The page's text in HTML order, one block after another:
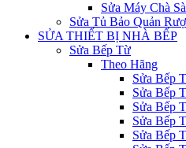
Sửa Máy Chà
Sửa Tủ Bảo Quản
SỬA THIẾT BỊ NHÀ BẾP
Sửa Bếp Từ
Theo Hãng
Sửa Bếp
Sửa Bếp
Sửa Bếp
Sửa Bếp
Sửa Bếp